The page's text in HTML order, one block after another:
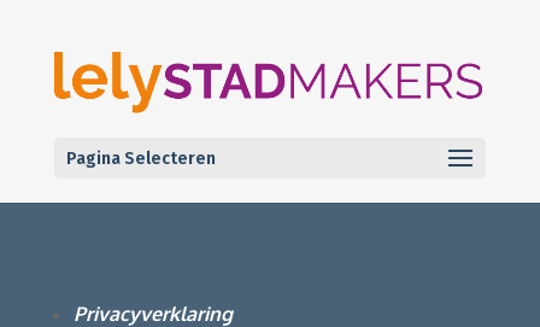
Pagina Selecteren
Privacyverklaring